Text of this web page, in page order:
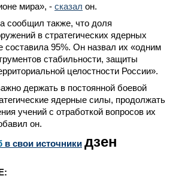
мира», - сказал он.
сообщил также, что доля
в стратегических ядерных
составила 95%. Он назвал их «одним
стабильности, защиты
целостности России».
держать в постоянной боевой
ядерные силы, продолжать
учений с отработкой вопросов их
он.
в свои источники дзен